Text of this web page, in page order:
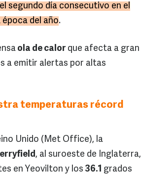
segundo día consecutivo en el
del año.
ola de calor que afecta a gran
a emitir alertas por altas
temperaturas récord
Unido (Met Office), la
, al suroeste de Inglaterra,
en Yeovilton y los 36.1 grados